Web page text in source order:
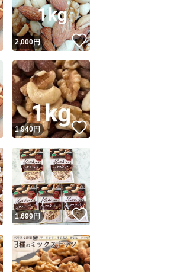
いいね！
2,000円 いいね！
いいね！
1,940円 いいね！
いいね！
1,699円 いいね！